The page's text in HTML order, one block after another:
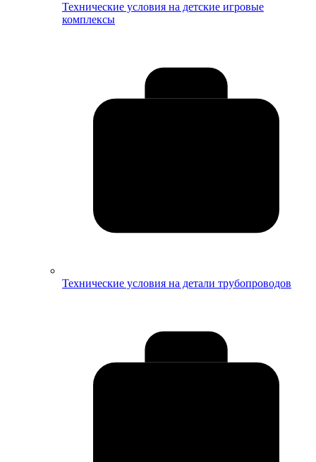
Технические условия на детские игровые
комплексы
Технические условия на детали трубопроводов